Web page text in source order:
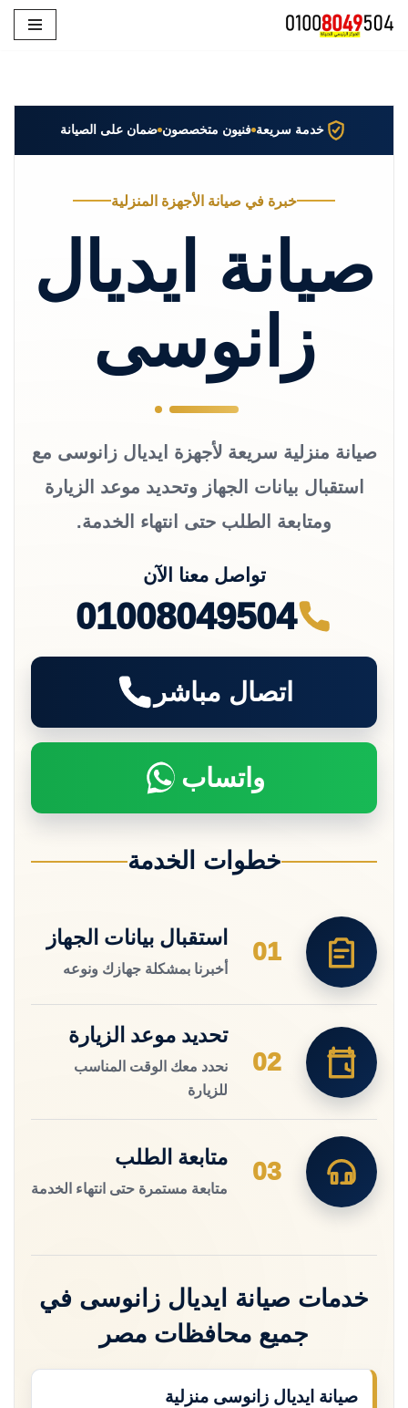
خدمة سريعة فنيون متخصصون ضمان على الصيانة
خبرة في صيانة الأجهزة المنزلية
صيانة ايديال
زانوسى
صيانة منزلية سريعة لأجهزة ايديال زانوسى مع
استقبال بيانات الجهاز وتحديد موعد الزيارة
ومتابعة الطلب حتى انتهاء الخدمة.
تواصل معنا الآن
01008049504
اتصال مباشر
واتساب
خطوات الخدمة
01
استقبال بيانات الجهاز
أخبرنا بمشكلة جهازك ونوعه
02
تحديد موعد الزيارة
نحدد معك الوقت المناسب
للزيارة
03
متابعة الطلب
متابعة مستمرة حتى انتهاء الخدمة
خدمات صيانة ايديال زانوسى في
جميع محافظات مصر
صيانة ايديال زانوسى منزلية